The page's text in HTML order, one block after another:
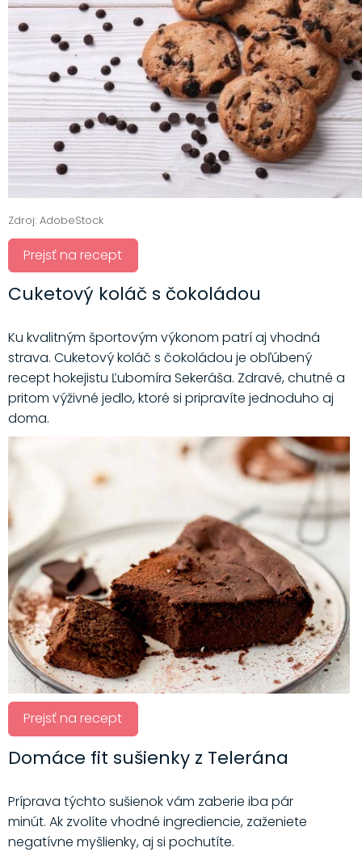
Zdroj: AdobeStock
Prejsť na recept
Cuketový koláč s čokoládou
Ku kvalitným športovým výkonom patrí aj vhodná
strava. Cuketový koláč s čokoládou je obľúbený
recept hokejistu Ľubomíra Sekeráša. Zdravé, chutné a
pritom výživné jedlo, ktoré si pripravíte jednoduho aj
doma.
Prejsť na recept
Domáce fit sušienky z Telerána
Príprava týchto sušienok vám zaberie iba pár
minút. Ak zvolíte vhodné ingrediencie, zaženiete
negatívne myšlienky, aj si pochutíte.